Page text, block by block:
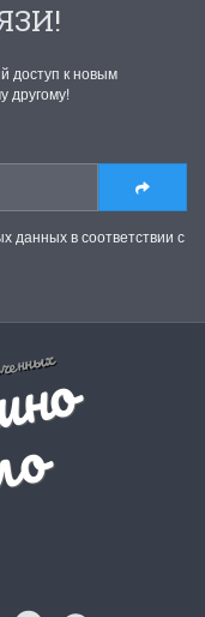
доступ к новым
другому!
данных в соответствии с